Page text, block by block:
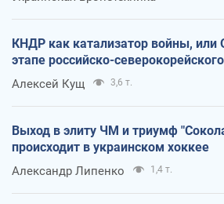
КНДР как катализатор войны, или
этапе российско-
Алексей Кущ 3,6 т.
Выход в элиту ЧМ и триумф
происходит в украинском хоккее
Александр Липенко 1,4 т.